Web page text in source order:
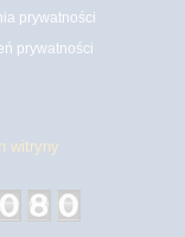
prywatności
prywatności
witryny